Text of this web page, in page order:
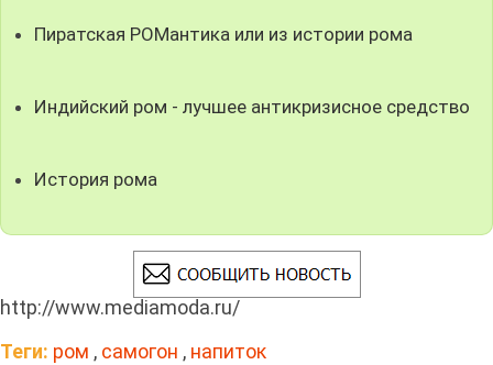
Пиратская РОМантика или из истории рома
Индийский ром - лучшее антикризисное средство
История рома
http://www.mediamoda.ru/
Теги: ром , самогон , напиток